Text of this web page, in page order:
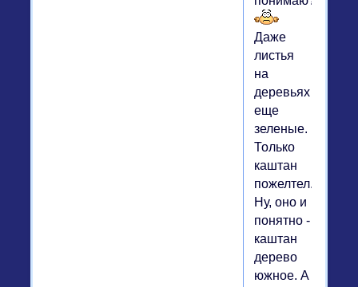
Даже
листья
на
деревьях
еще
зеленые.
Только
каштан
пожелтел.
Ну, оно и
понятно -
каштан
дерево
южное. А